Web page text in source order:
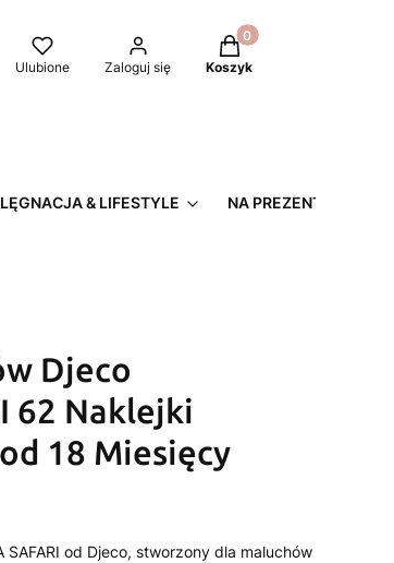
Ulubione Zaloguj się
Produkty w koszyku:
Koszyk
& LIFESTYLE NA PREZENT
Djeco
62 Naklejki
18 Miesięcy
od Djeco, stworzony dla maluchów